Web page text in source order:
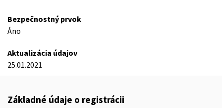
Bezpečnostný prvok
Áno
Aktualizácia údajov
25.01.2021
Základné údaje o registrácii